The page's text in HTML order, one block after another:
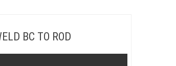
BC TO ROD